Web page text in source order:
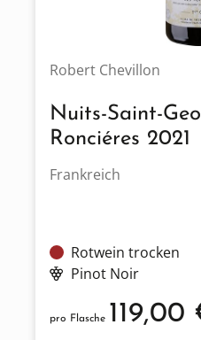
Robert Chevillon
Nuits-Saint-
Ronciéres 2021
Frankreich
Rotwein trocken
Pinot Noir
pro Flasche 119,00